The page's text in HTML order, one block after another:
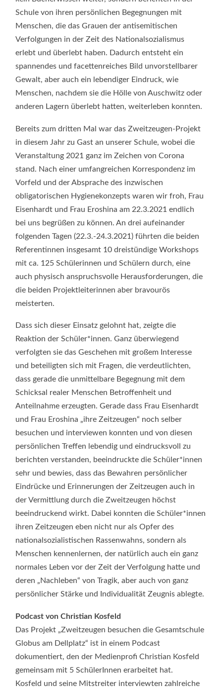
Schule von ihren persönlichen Begegnungen mit
Menschen, die das Grauen der antisemitischen
Verfolgungen in der Zeit des Nationalsozialismus
erlebt und überlebt haben. Dadurch entsteht ein
spannendes und facettenreiches Bild unvorstellbarer
Gewalt, aber auch ein lebendiger Eindruck, wie
Menschen, nachdem sie die Hölle von Auschwitz oder
anderen Lagern überlebt hatten, weiterleben konnten.
Bereits zum dritten Mal war das Zweitzeugen-Projekt
in diesem Jahr zu Gast an unserer Schule, wobei die
Veranstaltung 2021 ganz im Zeichen von Corona
stand. Nach einer umfangreichen Korrespondenz im
Vorfeld und der Absprache des inzwischen
obligatorischen Hygienekonzepts waren wir froh, Frau
Eisenhardt und Frau Eroshina am 22.3.2021 endlich
bei uns begrüßen zu können. An drei aufeinander
folgenden Tagen (22.3.-24.3.2021) führten die beiden
Referentinnen insgesamt 10 dreistündige Workshops
mit ca. 125 Schülerinnen und Schülern durch, eine
auch physisch anspruchsvolle Herausforderungen, die
die beiden Projektleiterinnen aber bravourös
meisterten.
Dass sich dieser Einsatz gelohnt hat, zeigte die
Reaktion der Schüler*innen. Ganz überwiegend
verfolgten sie das Geschehen mit großem Interesse
und beteiligten sich mit Fragen, die verdeutlichten,
dass gerade die unmittelbare Begegnung mit dem
Schicksal realer Menschen Betroffenheit und
Anteilnahme erzeugten. Gerade dass Frau Eisenhardt
und Frau Eroshina „ihre Zeitzeugen“ noch selber
besuchen und interviewen konnten und von diesen
persönlichen Treffen lebendig und eindrucksvoll zu
berichten verstanden, beeindruckte die Schüler*innen
sehr und bewies, dass das Bewahren persönlicher
Eindrücke und Erinnerungen der Zeitzeugen auch in
der Vermittlung durch die Zweitzeugen höchst
beeindruckend wirkt. Dabei konnten die Schüler*innen
ihren Zeitzeugen eben nicht nur als Opfer des
nationalsozialistischen Rassenwahns, sondern als
Menschen kennenlernen, der natürlich auch ein ganz
normales Leben vor der Zeit der Verfolgung hatte und
deren „Nachleben“ von Tragik, aber auch von ganz
persönlicher Stärke und Individualität Zeugnis ablegte.
Podcast von Christian Kosfeld
Das Projekt „Zweitzeugen besuchen die Gesamtschule
Globus am Dellplatz“ ist in einem Podcast
dokumentiert, den der Medienprofi Christian Kosfeld
gemeinsam mit 5 SchülerInnen erarbeitet hat.
Kosfeld und seine Mitstreiter interviewten zahlreiche